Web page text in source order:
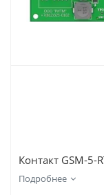
Контакт GSM-
Подробнее